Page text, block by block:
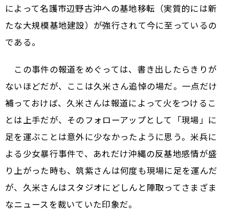
によって名護市辺野古沖への基地移転（実質的には新
たな大規模基地建設）が強行されて今に至っているの
である。
この事件の報道をめぐっては、書き出したらきりが
ないほどだが、ここは久米さん追悼の場だ。一点だけ
補っておけば、久米さんは報道によって火をつけるこ
とは上手だが、そのフォローアップとして「現場」に
足を運ぶことは意外に少なかったように思う。米兵に
よる少女暴行事件で、あれだけ沖縄の反基地感情が盛
り上がった時も、筑紫さんは何度も現場に足を運んだ
が、久米さんはスタジオにどしんと陣取ってさまざま
なニュースを裁いていた印象だ。